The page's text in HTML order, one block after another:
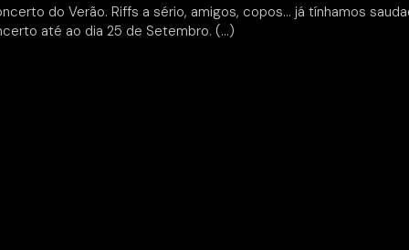
do Verão. Riffs a sério, amigos, copos… já tínhamos
até ao dia 25 de Setembro.